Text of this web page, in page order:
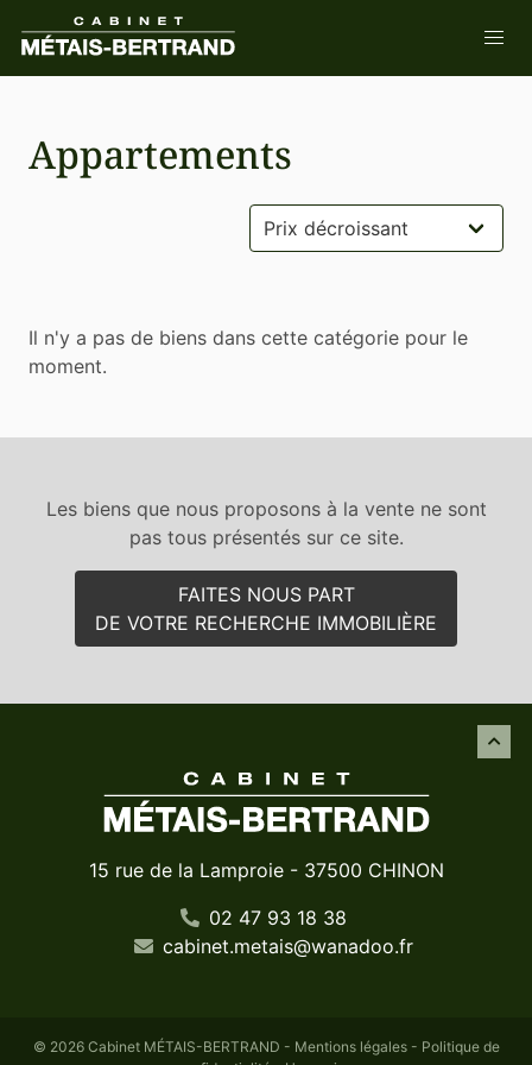
Appartements
Il n'y a pas de biens dans cette catégorie pour le
moment.
Les biens que nous proposons à la vente ne sont
pas tous présentés sur ce site.
FAITES NOUS PART
DE VOTRE RECHERCHE IMMOBILIÈRE
15 rue de la Lamproie - 37500 CHINON
02 47 93 18 38
cabinet.metais@wanadoo.fr
© 2026 Cabinet MÉTAIS-BERTRAND - Mentions légales- Politique de